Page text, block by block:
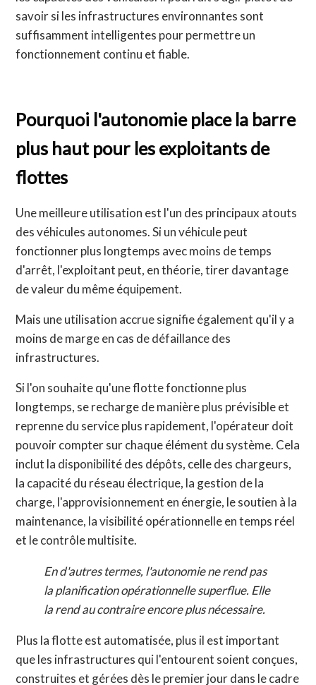
savoir si les infrastructures environnantes sont
suffisamment intelligentes pour permettre un
fonctionnement continu et fiable.
Pourquoi l'autonomie place la barre
plus haut pour les exploitants de
flottes
Une meilleure utilisation est l'un des principaux atouts
des véhicules autonomes. Si un véhicule peut
fonctionner plus longtemps avec moins de temps
d'arrêt, l'exploitant peut, en théorie, tirer davantage
de valeur du même équipement.
Mais une utilisation accrue signifie également qu'il y a
moins de marge en cas de défaillance des
infrastructures.
Si l'on souhaite qu'une flotte fonctionne plus
longtemps, se recharge de manière plus prévisible et
reprenne du service plus rapidement, l'opérateur doit
pouvoir compter sur chaque élément du système. Cela
inclut la disponibilité des dépôts, celle des chargeurs,
la capacité du réseau électrique, la gestion de la
charge, l'approvisionnement en énergie, le soutien à la
maintenance, la visibilité opérationnelle en temps réel
et le contrôle multisite.
En d'autres termes, l'autonomie ne rend pas
la planification opérationnelle superflue. Elle
la rend au contraire encore plus nécessaire.
Plus la flotte est automatisée, plus il est important
que les infrastructures qui l'entourent soient conçues,
construites et gérées dès le premier jour dans le cadre